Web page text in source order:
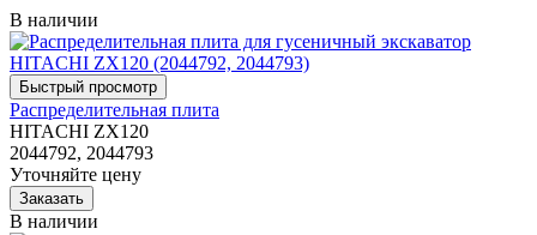
В наличии
Распределительная плита
HITACHI ZX120
2044792, 2044793
Уточняйте цену
В наличии